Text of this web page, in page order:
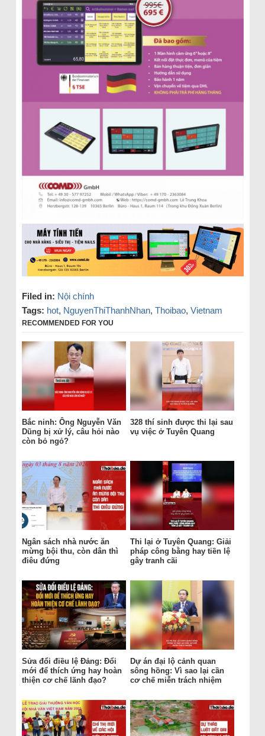
Filed in: Nội chính
Tags: hot, NguyenThiThanhNhan, Thoibao, Vietnam
RECOMMENDED FOR YOU
Bắc ninh: Ông Nguyễn Văn
Dũng bị xử lý, câu hỏi nào
còn bỏ ngỏ?
328 thí sinh được thi lại sau
vụ việc ở Tuyên Quang
Ngân sách nhà nước ăn
mừng bội thu, còn dân thì
điêu đứng
Thi lại ở Tuyên Quang: Giải
pháp công bằng hay tiền lệ
gây tranh cãi
Sửa đổi điều lệ Đảng: Đổi
mới để thích ứng hay hoàn
thiện cơ chế lãnh đạo?
Dự án đại lộ cảnh quan
sông hồng: Vì sao lại cần
cơ chế miễn trách nhiệm